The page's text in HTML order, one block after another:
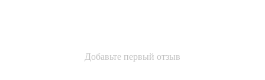
Добавьте первый отзыв